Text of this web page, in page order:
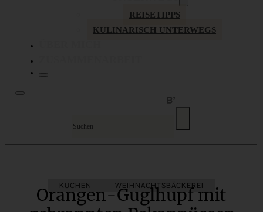
REISETIPPS
KULINARISCH UNTERWEGS
KUCHEN WEIHNACHTSBÄCKEREI
Orangen-Guglhupf mit